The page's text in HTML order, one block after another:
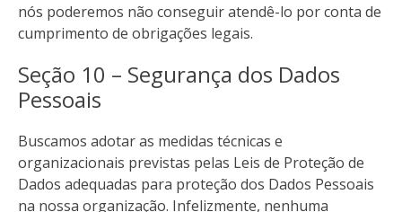
nós poderemos não conseguir atendê-lo por conta de
cumprimento de obrigações legais.
Seção 10 – Segurança dos Dados
Pessoais
Buscamos adotar as medidas técnicas e
organizacionais previstas pelas Leis de Proteção de
Dados adequadas para proteção dos Dados Pessoais
na nossa organização. Infelizmente, nenhuma